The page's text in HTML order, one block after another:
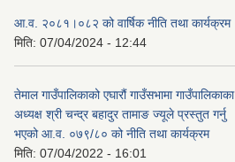
आ.व. २०८१।०८२ को वार्षिक नीति तथा कार्यक्रम
मिति: 07/04/2024 - 12:44
तेमाल गाउँपालिकाको एघारौं गाउँसभामा गाउँपालिकाका
अध्यक्ष श्री चन्द्र बहादुर तामाङ ज्यूले प्रस्तुत गर्नु
भएको आ.व. ०७९/८० को नीति तथा कार्यक्रम
मिति: 07/04/2022 - 16:01